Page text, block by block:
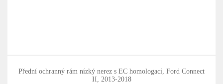
Přední ochranný rám nízký nerez s EC homologací, Ford Connect
II, 2013-2018